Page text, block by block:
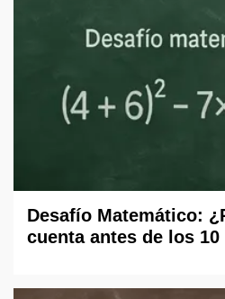
Desafío Matemático:
cuenta antes de los